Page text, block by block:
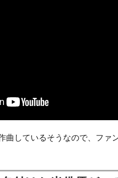
曲しているそうなので、ファ